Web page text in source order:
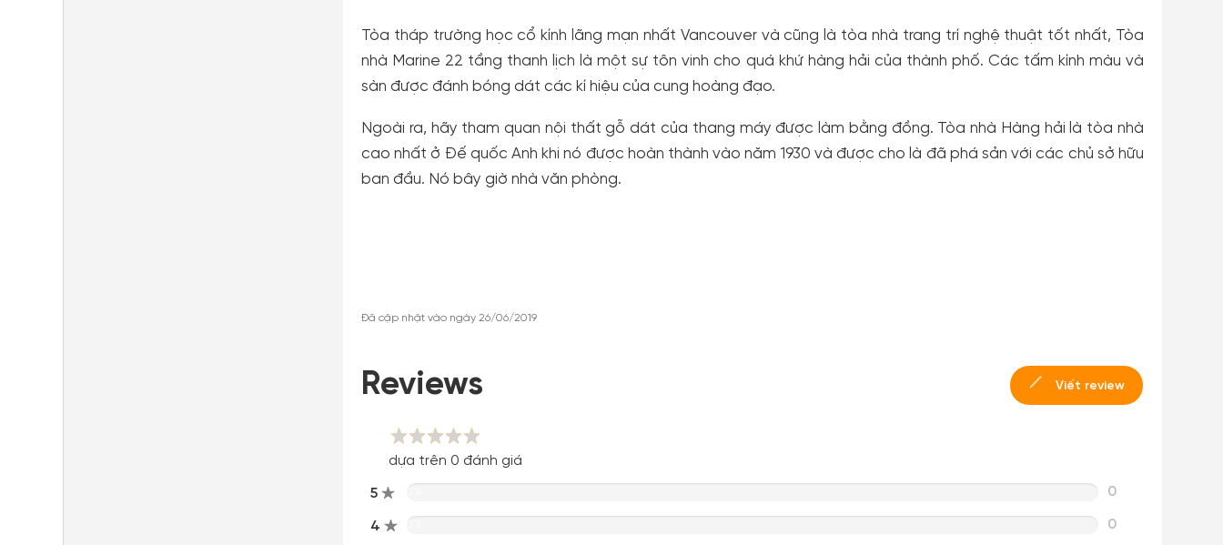
Tòa tháp trường học cổ kính lãng mạn nhất Vancouver và cũng là tòa nhà trang trí nghệ thuật tốt nhất, Tòa
nhà Marine 22 tầng thanh lịch là một sự tôn vinh cho quá khứ hàng hải của thành phố. Các tấm kính màu và
sàn được đánh bóng dát các kí hiệu của cung hoàng đạo.
Ngoài ra, hãy tham quan nội thất gỗ dát của thang máy được làm bằng đồng. Tòa nhà Hàng hải là tòa nhà
cao nhất ở Đế quốc Anh khi nó được hoàn thành vào năm 1930 và được cho là đã phá sản với các chủ sở hữu
ban đầu. Nó bây giờ nhà văn phòng.
Đã cập nhật vào ngày 26/06/2019
Reviews Viết review
dựa trên 0 đánh giá
5 0
4 0